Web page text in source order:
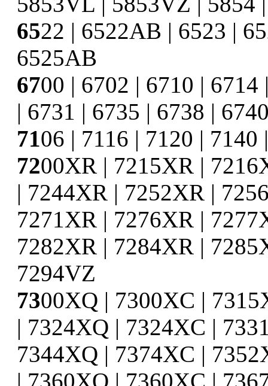
6522 | 6522AB | 6523 |
6525AB
6700 | 6702 | 6710 |
| 6731 | 6735 | 6738 |
7106 | 7116 | 7120 | 7140
7200XR | 7215XR |
| 7244XR | 7252XR |
7271XR | 7276XR |
7282XR | 7284XR |
7294VZ
7300XQ | 7300XC |
| 7324XQ | 7324XC |
7344XQ | 7374XC |
| 7360XQ | 7360XC |